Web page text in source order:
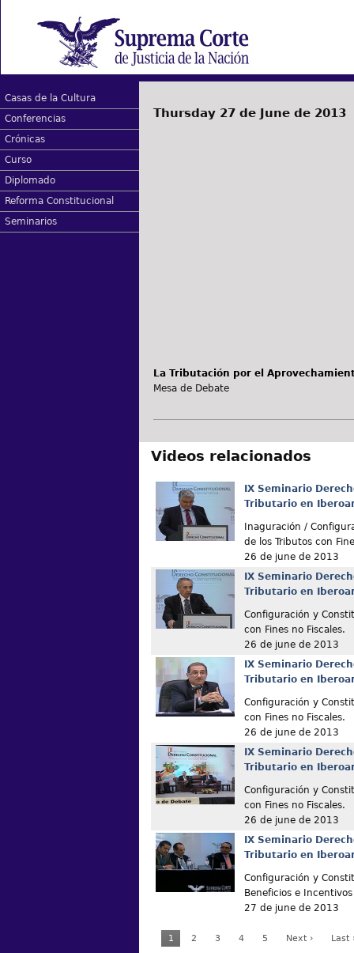
Casas de la Cultura
Conferencias
Crónicas
Curso
Diplomado
Reforma Constitucional
Seminarios
Thursday 27 de June de 2013
La Tributación por el
Mesa de Debate
Videos relacionados
IX Seminario
Tributario en
Inaguración /
de los Tributos con
26 de june de 2013
IX Seminario
Tributario en
Configuración y
con Fines no Fiscales.
26 de june de 2013
IX Seminario
Tributario en
Configuración y
con Fines no Fiscales.
26 de june de 2013
IX Seminario
Tributario en
Configuración y
con Fines no Fiscales.
26 de june de 2013
IX Seminario
Tributario en
Configuración y
Beneficios e Incentivos
27 de june de 2013
1 2 3 4 5 Next › Last